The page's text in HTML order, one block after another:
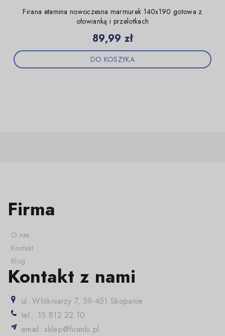
Firana etamina nowoczesna marmurek 140x190 gotowa z
ołowianką i przelotkach
Cena
89,99 zł
DO KOSZYKA
Firma
O nas
Kontakt
Blog
Kontakt z nami
ul. Włókniarzy 7, 39-451 Skopanie
tel.: 15 812 22 10
email: sklep@firanki.pl